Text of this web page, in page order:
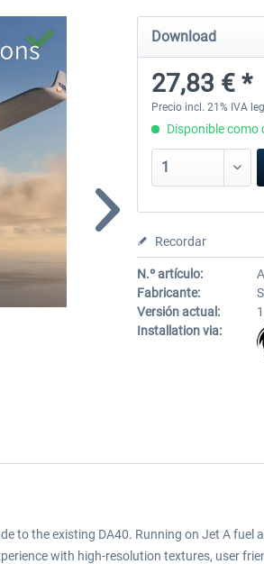
Download
27,83 € *
Precio incl. 21% IVA
Disponible como
Recordar
N.º artículo:
Fabricante:
Versión actual:
Installation via:
to the existing DA40. Running on Jet A fuel
with high-resolution textures, user